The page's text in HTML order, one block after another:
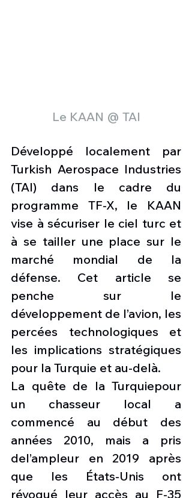
Le KAAN @ TAI
Développé localement par
Turkish Aerospace Industries
(TAI) dans le cadre du
programme TF-X, le KAAN
vise à sécuriser le ciel turc et
à se tailler une place sur le
marché mondial de la
défense. Cet article se
penche sur le
développement de l’avion, les
percées technologiques et
les implications stratégiques
pour la Turquie et au-delà.
La quête de la Turquiepour
un chasseur local a
commencé au début des
années 2010, mais a pris
del’ampleur en 2019 après
que les États-Unis ont
révoqué leur accès au F-35